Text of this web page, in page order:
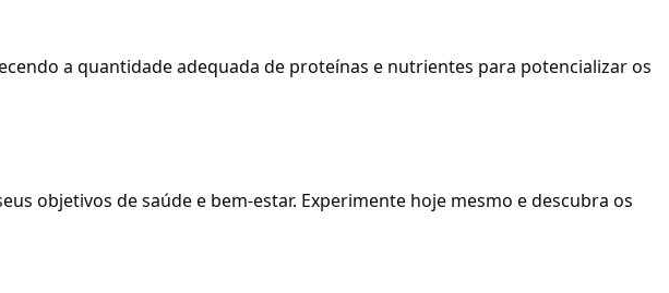
a quantidade adequada de proteínas e nutrientes para potencializar os
objetivos de saúde e bem-estar. Experimente hoje mesmo e descubra os